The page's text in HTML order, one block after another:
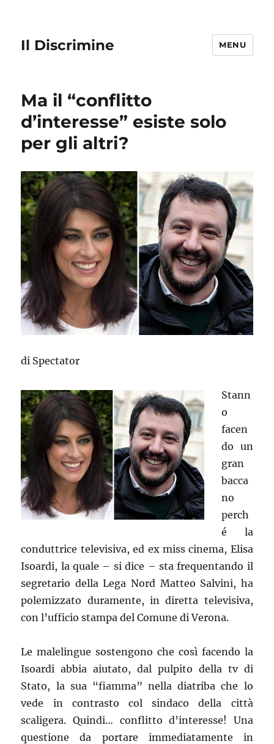
Il Discrimine MENU
Ma il “conflitto
d’interesse” esiste solo
per gli altri?
di Spectator
Stann
o
facen
do un
gran
bacca
no
perch
é la
conduttrice televisiva, ed ex miss cinema, Elisa
Isoardi, la quale – si dice – sta frequentando il
segretario della Lega Nord Matteo Salvini, ha
polemizzato duramente, in diretta televisiva,
con l’ufficio stampa del Comune di Verona.
Le malelingue sostengono che così facendo la
Isoardi abbia aiutato, dal pulpito della tv di
Stato, la sua “fiamma” nella diatriba che lo
vede in contrasto col sindaco della città
scaligera. Quindi… conflitto d’interesse! Una
questione da portare immediatamente in